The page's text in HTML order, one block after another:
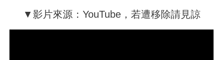
▼影片來源：YouTube，若遭移除請見諒